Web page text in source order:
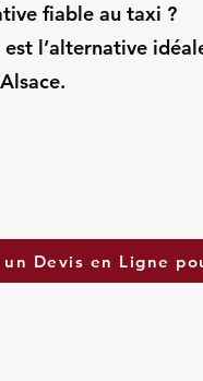
fiable au taxi ?
l’alternative
un Devis en Ligne